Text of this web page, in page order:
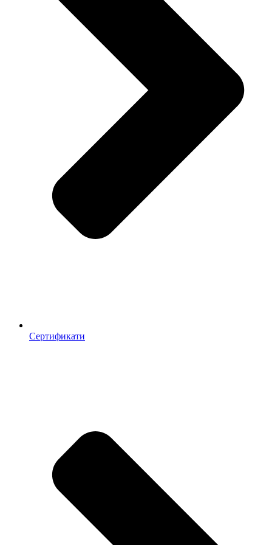
Сертификати